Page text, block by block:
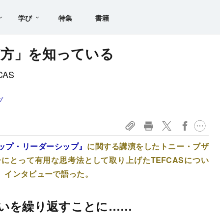
学び 特集 書籍
」を知っている
プ・リーダーシップ』 に関する講演をしたトニー・ブザ
とって有用な思考法として取り上げたTEFCASについ
ンタビューで語った。
を繰り返すことに……